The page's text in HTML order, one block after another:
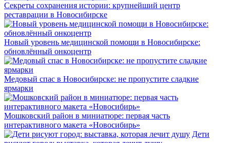
Секреты сохранения истории: крупнейший центр
реставрации в Новосибирске
Новый уровень медицинской помощи в Новосибирске:
обновлённый онкоцентр
Медовый спас в Новосибирске: не пропустите сладкие
ярмарки
Мошковский район в миниатюре: первая часть
интерактивного макета «Новосибирь»
Дети